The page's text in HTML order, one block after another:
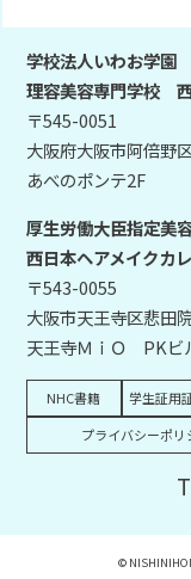
学校法人いわお学園
理容美容専門学校
〒545-0051
大阪府大阪市阿倍野
あべのポンテ2F
厚生労働大臣指定美
西日本ヘアメイクカ
〒543-0055
大阪市天王寺区悲田
天王寺ＭｉＯ PKビ
NHC書籍 学生証用
プライバシーポリ
©